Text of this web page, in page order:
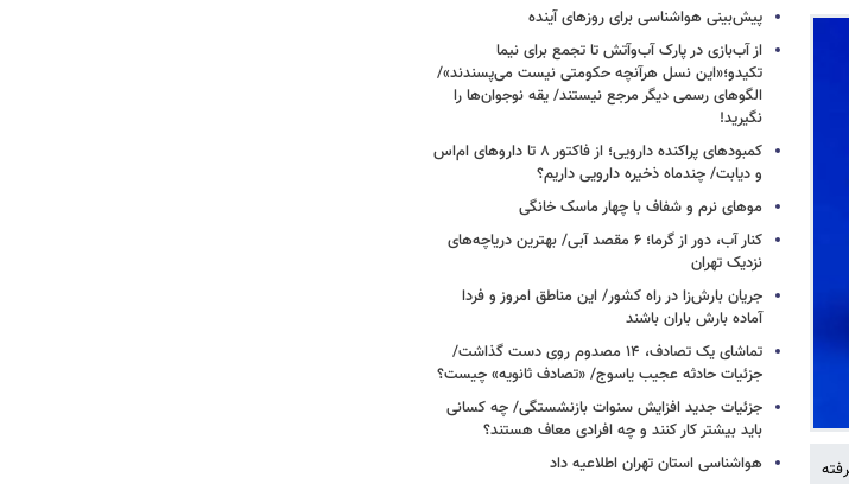
پیش‌بینی هواشناسی برای روزهای آینده
از آب‌بازی در پارک آب‌وآتش تا تجمع برای نیما
تکیدو؛«این نسل هرآنچه حکومتی نیست می‌پسندند»/
الگوهای رسمی دیگر مرجع نیستند/ یقه نوجوان‌ها را
نگیرید!
کمبودهای پراکنده دارویی؛ از فاکتور ۸ تا داروهای ام‌اس
و دیابت/ چندماه ذخیره دارویی داریم؟
موهای نرم و شفاف با چهار ماسک خانگی
کنار آب، دور از گرما؛ ۶ مقصد آبی/ بهترین دریاچه‌های
نزدیک تهران
جریان بارش‌زا در راه کشور/ این مناطق امروز و فردا
آماده بارش باران باشند
تماشای یک تصادف، ۱۴ مصدوم روی دست گذاشت/
جزئیات حادثه عجیب یاسوج/ «تصادف ثانویه» چیست؟
جزئیات جدید افزایش سنوات بازنشستگی/ چه کسانی
باید بیشتر کار کنند و چه افرادی معاف هستند؟
هواشناسی استان تهران اطلاعیه داد